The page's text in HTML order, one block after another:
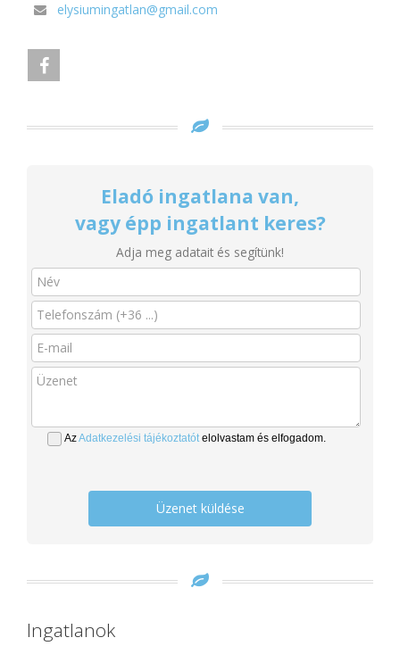
elysiumingatlan@gmail.com
Eladó ingatlana van,
vagy épp ingatlant keres?
Adja meg adatait és segítünk!
AzAdatkezelési tájékoztatótelolvastam és elfogadom.
Üzenet küldése
Ingatlanok